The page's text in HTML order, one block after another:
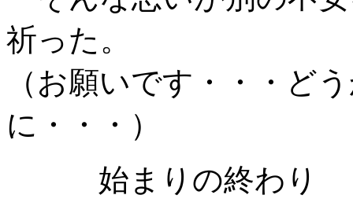
祈った。
（お願いです・・・ど
に・・・）
始まりの終わり